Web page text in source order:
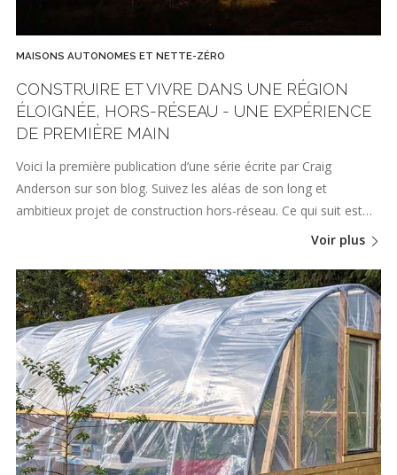
MAISONS AUTONOMES ET NETTE-ZÉRO
CONSTRUIRE ET VIVRE DANS UNE RÉGION
ÉLOIGNÉE, HORS-RÉSEAU - UNE EXPÉRIENCE
DE PREMIÈRE MAIN
Voici la première publication d’une série écrite par Craig
Anderson sur son blog. Suivez les aléas de son long et
ambitieux projet de construction hors-réseau. Ce qui suit est…
Voir plus